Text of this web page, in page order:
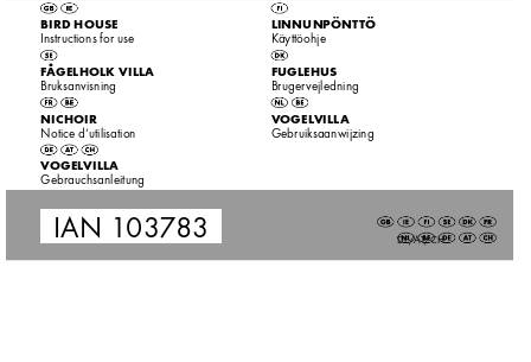
DE/AT/CH
IAN 103783
BIRD HOUSE
Instructions for use
FÅGELHOLK VILLA
Bruksanvisning
LINNUNPÖNTTÖ
Käyttöohje
VOGELVILLA
Gebrauchsanleitung
FUGLEHUS
Brugervejledning
NICHOIR
Notice d‘utilisation
VOGELVILLA
Gebruiksaanwijzing